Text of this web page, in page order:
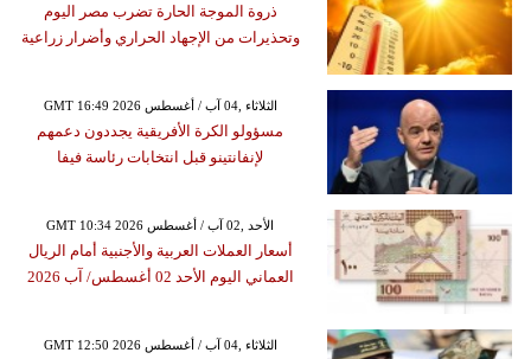
ذروة الموجة الحارة تضرب مصر اليوم
وتحذيرات من الإجهاد الحراري وأضرار زراعية
GMT 16:49 2026 الثلاثاء ,04 آب / أغسطس
مسؤولو الكرة الأفريقية يجددون دعمهم
لإنفانتينو قبل انتخابات رئاسة فيفا
GMT 10:34 2026 الأحد ,02 آب / أغسطس
أسعار العملات العربية والأجنبية أمام الريال
العماني اليوم الأحد 02 أغسطس/ آب 2026
GMT 12:50 2026 الثلاثاء ,04 آب / أغسطس